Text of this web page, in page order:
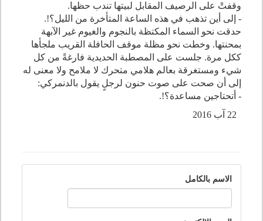
وقفتْ على الرصيف المقابل لبيتها تندب حظها.
- إلى أين تذهب في هذه الساعة المتأخرة من الليل؟!.
حدقت نحو السماء المكتظة بالنجوم والغيوم غير الآبهة
بمحنتها. وخطت نحو مظلة موقف الحافلة القريب ملجأها
ككل مرة. جلست على المصطبة الحديدية فارغةً من كل
شيء ومستغرقة بعالم هلامي متحرك لا ملامح ولا معنى له
إلى أن صحت على صوت حنون لرجلٍ يقول بالدنمركي:
- أتحتاجين مساعدة؟!.
الاسم بالكامل